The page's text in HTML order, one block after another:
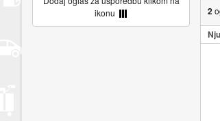
konkurentne cijene i fleksibilne
danas za transakcije bez muke.
uslugu i poštene cijene za njihove
Bilo da vam je potreban brzi zajam
naše iskusno osoblje je tu da vam
integritetom i predanošću
2
ikonu